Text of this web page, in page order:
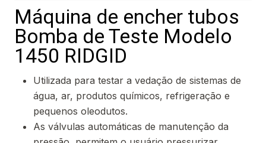
Máquina de encher tubos
Bomba de Teste Modelo
1450 RIDGID
Utilizada para testar a vedação de sistemas de
água, ar, produtos químicos, refrigeração e
pequenos oleodutos.
As válvulas automáticas de manutenção da